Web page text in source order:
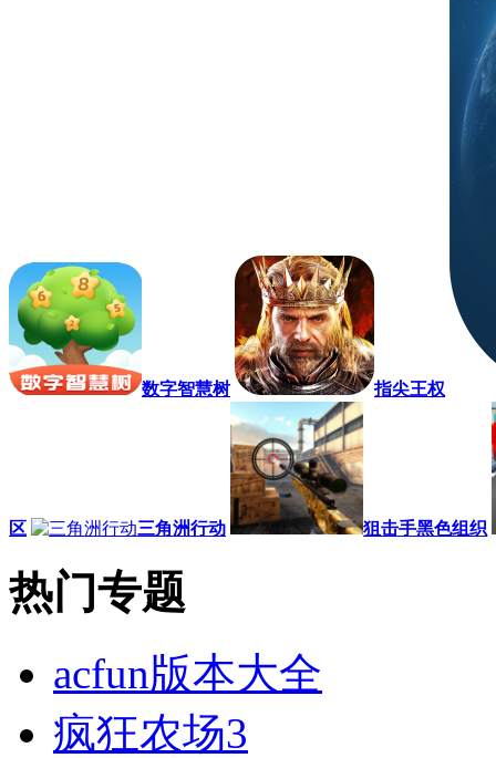
数字智慧树 指尖王权
区 三角洲行动 狙击手黑色组织
热门专题
acfun版本大全
疯狂农场3